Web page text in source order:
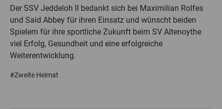
Der SSV Jeddeloh II bedankt sich bei Maximilian Rolfes
und Said Abbey für ihren Einsatz und wünscht beiden
Spielern für ihre sportliche Zukunft beim SV Altenoythe
viel Erfolg, Gesundheit und eine erfolgreiche
Weiterentwicklung.
#Zweite Heimat